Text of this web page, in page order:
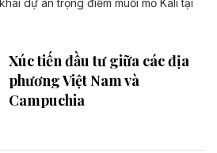
Xúc tiến đầu tư giữa các địa
phương Việt Nam và
Campuchia